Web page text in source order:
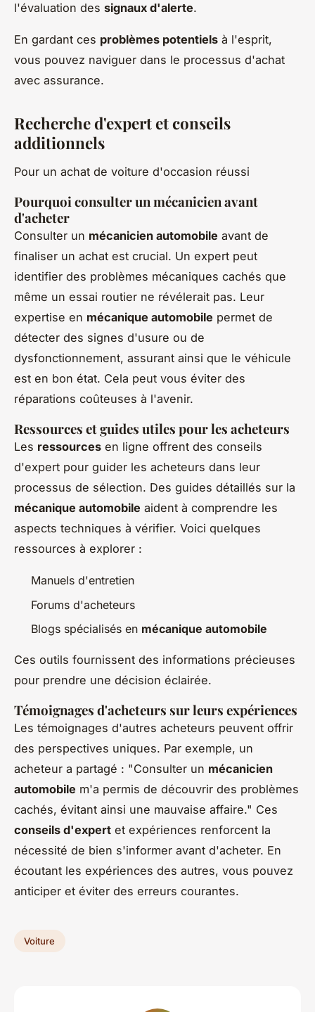
l'évaluation des signaux d'alerte.
En gardant ces problèmes potentiels à l'esprit,
vous pouvez naviguer dans le processus d'achat
avec assurance.
Recherche d'expert et conseils
additionnels
Pour un achat de voiture d'occasion réussi
Pourquoi consulter un mécanicien avant
d'acheter
Consulter un mécanicien automobile avant de
finaliser un achat est crucial. Un expert peut
identifier des problèmes mécaniques cachés que
même un essai routier ne révélerait pas. Leur
expertise en mécanique automobile permet de
détecter des signes d'usure ou de
dysfonctionnement, assurant ainsi que le véhicule
est en bon état. Cela peut vous éviter des
réparations coûteuses à l'avenir.
Ressources et guides utiles pour les acheteurs
Les ressources en ligne offrent des conseils
d'expert pour guider les acheteurs dans leur
processus de sélection. Des guides détaillés sur la
mécanique automobile aident à comprendre les
aspects techniques à vérifier. Voici quelques
ressources à explorer :
Manuels d'entretien
Forums d'acheteurs
Blogs spécialisés en mécanique automobile
Ces outils fournissent des informations précieuses
pour prendre une décision éclairée.
Témoignages d'acheteurs sur leurs expériences
Les témoignages d'autres acheteurs peuvent offrir
des perspectives uniques. Par exemple, un
acheteur a partagé : "Consulter un mécanicien
automobile m'a permis de découvrir des problèmes
cachés, évitant ainsi une mauvaise affaire." Ces
conseils d'expert et expériences renforcent la
nécessité de bien s'informer avant d'acheter. En
écoutant les expériences des autres, vous pouvez
anticiper et éviter des erreurs courantes.
Voiture